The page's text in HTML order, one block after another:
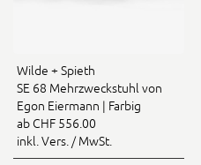
Wilde + Spieth
SE 68 Mehrzweckstuhl von
Egon Eiermann | Farbig
ab CHF 556.00
inkl. Vers. / MwSt.